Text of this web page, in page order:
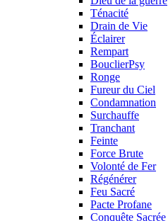
Ténacité
Drain de Vie
Éclairer
Rempart
BouclierPsy
Ronge
Fureur du Ciel
Condamnation
Surchauffe
Tranchant
Feinte
Force Brute
Volonté de Fer
Régénérer
Feu Sacré
Pacte Profane
Conquête Sacrée